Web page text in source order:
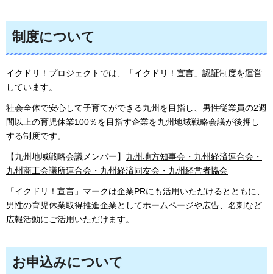
制度について
イクドリ！プロジェクトでは、「イクドリ！宣言」認証制度を運営
しています。
社会全体で安心して子育てができる九州を目指し、男性従業員の2週
間以上の育児休業100％を目指す企業を九州地域戦略会議が後押し
する制度です。
【九州地域戦略会議メンバー】 九州地方知事会・九州経済連合会・
九州商工会議所連合会・九州経済同友会・九州経営者協会
「イクドリ！宣言」マークは企業PRにも活用いただけるとともに、
男性の育児休業取得推進企業としてホームページや広告、名刺など
広報活動にご活用いただけます。
お申込みについて